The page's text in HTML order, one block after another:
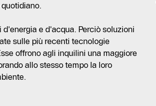
e d'acqua. Perciò soluzioni
sulle più recenti tecnologie
offrono agli inquilini una maggiore
allo stesso tempo la loro